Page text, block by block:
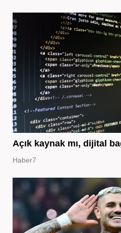
Açık kaynak mı, dijital
Haber7